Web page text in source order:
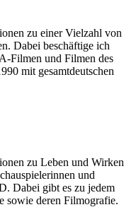
zu einer Vielzahl von
Dabei beschäftige ich
Filmen und Filmen des
mit gesamtdeutschen
zu Leben und Wirken
und
Dabei gibt es zu jedem
sowie deren Filmografie.